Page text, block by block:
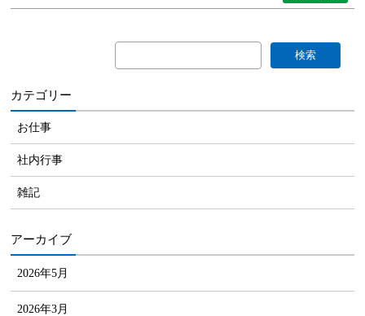
カテゴリー
お仕事
社内行事
雑記
アーカイブ
2026年5月
2026年3月